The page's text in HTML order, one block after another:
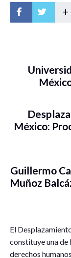
+
México:
Guillermo
Muñoz
El
constituye una
derechos